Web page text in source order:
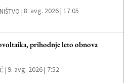
| 8. avg. 2026 | 17:05
prihodnje leto obnova
| 9. avg. 2026 | 7:52